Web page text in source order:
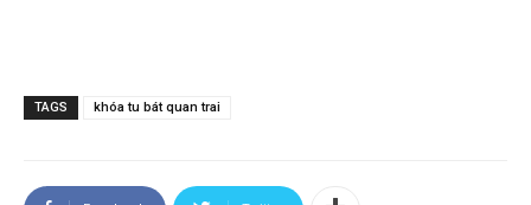
TAGS khóa tu bát quan trai